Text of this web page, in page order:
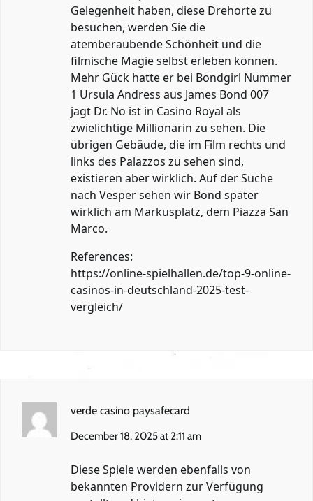
Gelegenheit haben, diese Drehorte zu
besuchen, werden Sie die
atemberaubende Schönheit und die
filmische Magie selbst erleben können.
Mehr Gück hatte er bei Bondgirl Nummer
1 Ursula Andress aus James Bond 007
jagt Dr. No ist in Casino Royal als
zwielichtige Millionärin zu sehen. Die
übrigen Gebäude, die im Film rechts und
links des Palazzos zu sehen sind,
existieren aber wirklich. Auf der Suche
nach Vesper sehen wir Bond später
wirklich am Markusplatz, dem Piazza San
Marco.
References:
https://online-spielhallen.de/top-9-online-
casinos-in-deutschland-2025-test-
vergleich/
verde casino paysafecard
December 18, 2025 at 2:11 am
Diese Spiele werden ebenfalls von
bekannten Providern zur Verfügung